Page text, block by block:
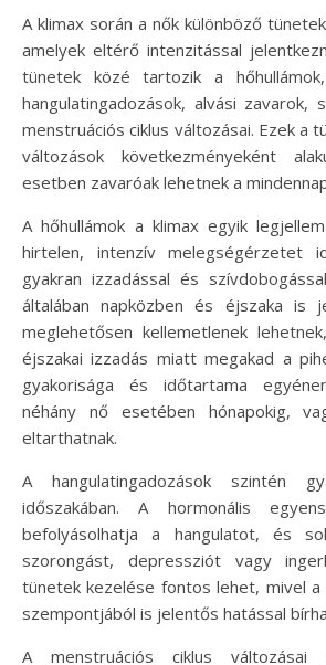
A klimax során a nők különböző
amelyek eltérő intenzitással
tünetek közé tartozik a
hangulatingadozások, alvási zavarok,
menstruációs ciklus változásai. Ezek a
változások következményeként
esetben zavaróak lehetnek a
A hőhullámok a klimax egyik
hirtelen, intenzív melegségérzetet
gyakran izzadással és
általában napközben és éjszaka is
meglehetősen kellemetlenek
éjszakai izzadás miatt megakad a
gyakorisága és időtartama
néhány nő esetében hónapokig,
eltarthatnak.
A hangulatingadozások szintén
időszakában. A hormonális
befolyásolhatja a hangulatot, és
szorongást, depressziót vagy
tünetek kezelése fontos lehet, mivel
szempontjából is jelentős hatással
A menstruációs ciklus változásai